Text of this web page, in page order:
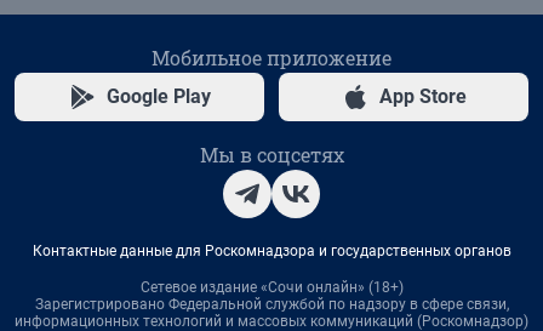
Мобильное приложение
Google Play App Store
Мы в соцсетях
Контактные данные для Роскомнадзора и государственных органов
Сетевое издание «Сочи онлайн» (18+)
Зарегистрировано Федеральной службой по надзору в сфере связи,
информационных технологий и массовых коммуникаций (Роскомнадзор)